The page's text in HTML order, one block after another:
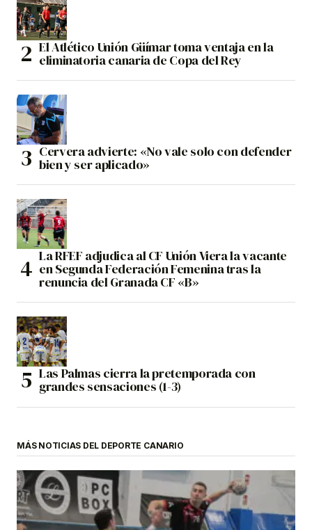
El Atlético Unión Güímar toma ventaja en la
eliminatoria canaria de Copa del Rey
Cervera advierte: «No vale solo con defender
bien y ser aplicado»
La RFEF adjudica al CF Unión Viera la vacante
en Segunda Federación Femenina tras la
renuncia del Granada CF «B»
Las Palmas cierra la pretemporada con
grandes sensaciones (1-3)
MÁS NOTICIAS DEL DEPORTE CANARIO